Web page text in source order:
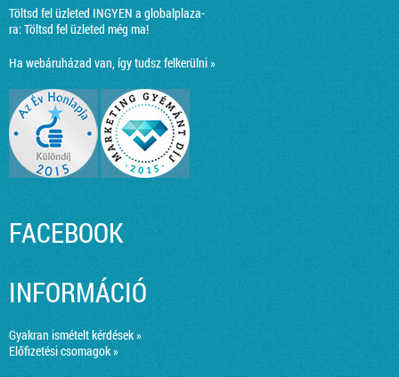
Töltsd fel üzleted INGYEN a globalplaza-
ra:Töltsd fel üzleted még ma!
Ha webáruházad van, így tudsz felkerülni »
FACEBOOK
INFORMÁCIÓ
Gyakran ismételt kérdések »
Előfizetési csomagok »